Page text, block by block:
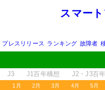
スマー
プレスリリース ランキング 故障者
J3 J1百年構想 J2・J3百
1月 2月 3月 4月 5月